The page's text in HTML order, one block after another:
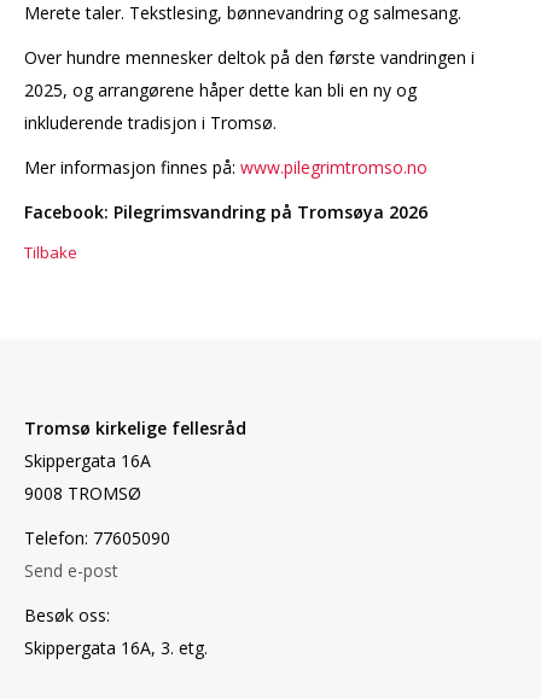
Merete taler. Tekstlesing, bønnevandring og salmesang.
Over hundre mennesker deltok på den første vandringen i
2025, og arrangørene håper dette kan bli en ny og
inkluderende tradisjon i Tromsø.
Mer informasjon finnes på: www.pilegrimtromso.no
Facebook: Pilegrimsvandring på Tromsøya 2026
Tilbake
Tromsø kirkelige fellesråd
Skippergata 16A
9008 TROMSØ
Telefon: 77605090
Send e-post
Besøk oss:
Skippergata 16A, 3. etg.